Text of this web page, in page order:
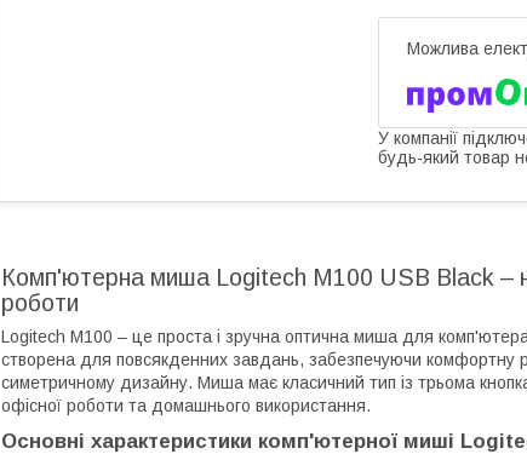
У компанії
будь-який товар
Комп'ютерна миша Logitech M100 USB Black –
роботи
Logitech M100 – це проста і зручна оптична миша для
створена для повсякденних завдань, забезпечуючи комфортну
симетричному дизайну. Миша має класичний тип із трьома
офісної роботи та домашнього використання.
Основні характеристики комп'ютерної миші